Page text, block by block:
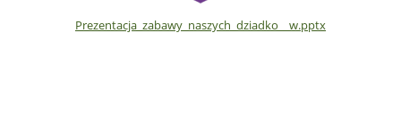
Prezentacja_zabawy_naszych_dziadko__w.pptx